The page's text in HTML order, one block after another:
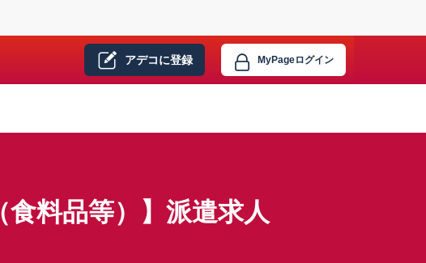
アデコに登録 MyPageログイン
食料品等）】派遣求人